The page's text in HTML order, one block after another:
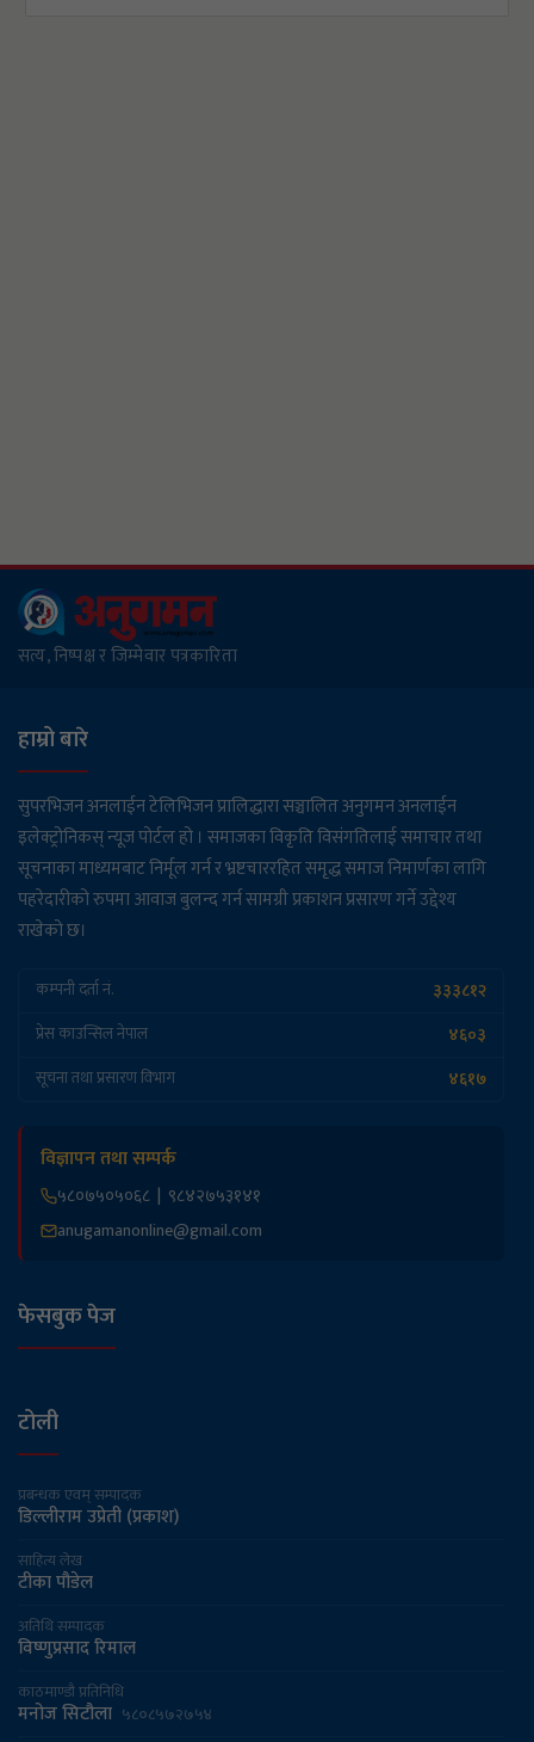
ग्यासभित्र लेदो कसरी पस्यो ?
रोमनियामा रेल दुर्घटना: दुई जना नेपाली नागरिकको मृत्यु
स्कुल बस दुर्घटना: पाँच बालबालिकासहित ६ जना घाइते
मतदाता नामावली अद्यावधिक गर्न निर्वाचन
आयोगको निर्देशन, २०८३ भदौ १५ सम्म १८ वर्ष
उमेर पुगेकालाई समेटिने
आज मध्यम बर्षाको सम्भावना
नेपाल आयल निगमले ११ करोड बढी क्षतिपूर्ति
पेट्रोल ५, डिजेल-मट्टीतेल ३ रुपैयाँ र हवाई इन्धनमा २०
मूल्य रुपैयाँ बढ्यो
झापामा १६ वर्षमा ८० जना मान्छे र २८ वटा हात्ती मरे
`साहित्य क्षेत्रकाे माध्यमबाट समाज परिवर्तनको आधार
बन्नुपर्नेमा जोड´
सत्य, निष्पक्ष र जिम्मेवार पत्रकारिता
हाम्रो बारे
सुपरभिजन अनलाईन टेलिभिजन प्रालिद्धारा सञ्चालित अनुगमन अनलाईन
इलेक्ट्रोनिकस् न्यूज पोर्टल हो । समाजका विकृति विसंगतिलाई समाचार तथा
सूचनाका माध्यमबाट निर्मूल गर्न र भ्रष्टचाररहित समृद्ध समाज निमार्णका लागि
पहरेदारीको रुपमा आवाज बुलन्द गर्न सामग्री प्रकाशन प्रसारण गर्ने उद्देश्य
राखेको छ।
कम्पनी दर्ता नं. ३३३८१२
प्रेस काउन्सिल नेपाल ४६०३
सूचना तथा प्रसारण विभाग ४६१७
विज्ञापन तथा सम्पर्क
५८०७५०५०६८ | ९८४२७५३१४१
anugamanonline@gmail.com
फेसबुक पेज
टोली
प्रबन्धक एवम् सम्पादक
डिल्लीराम उप्रेती (प्रकाश)
साहित्य लेख
टीका पौडेल
अतिथि सम्पादक
विष्णुप्रसाद रिमाल
काठमाण्डौ प्रतिनिधि
मनोज सिटौला ५८०८५७२७५४